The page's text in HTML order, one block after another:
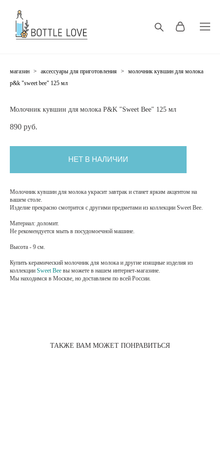
магазин > аксессуары для приготовления >
молочник кувшин для молока
p&k "sweet bee" 125 мл
Молочник кувшин для молока P&K "Sweet Bee" 125 мл
890 pуб.
НЕТ В НАЛИЧИИ
Молочник кувшин для молока украсит завтрак и станет ярким акцентом на
вашем столе.
Изделие прекрасно смотрится с другими предметами из коллекции Sweet Bee.
Материал: доломит.
Не рекомендуется мыть в посудомоечной машине.
Высота - 9 см.
Купить керамический молочник для молока и другие изящные изделия из
коллекции Sweet Bee вы можете в нашем интернет-магазине.
Мы находимся в Москве, но доставляем по всей России.
ТАКЖЕ ВАМ МОЖЕТ ПОНРАВИТЬСЯ